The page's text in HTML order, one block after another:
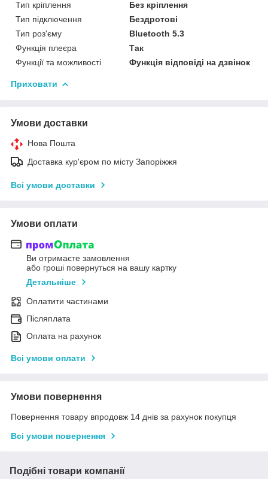
Тип кріплення
Без кріплення
Тип підключення
Бездротові
Тип роз'єму
Bluetooth 5.3
Функція плеєра
Так
Функції та можливості
Функція відповіді на дзвінок
Приховати
Умови доставки
Нова Пошта
Доставка кур'єром по місту Запоріжжя
Всі умови доставки
Умови оплати
Ви отримаєте замовлення
або гроші повернуться на вашу картку
Детальніше
Оплатити частинами
Післяплата
Оплата на рахунок
Всі умови оплати
Умови повернення
Повернення товару впродовж 14 днів за рахунок покупця
Всі умови повернення
Подібні товари компанії